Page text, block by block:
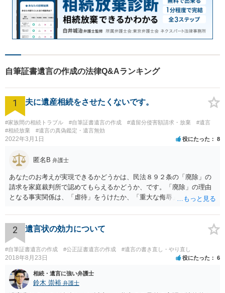
自筆証書遺言の作成の法律Q&Aランキング
1 夫に遺産相続をさせたくないです。
#家族間の相続トラブル #自筆証書遺言の作成 #遺留分侵害額請求・放棄
#遺言
#相続放棄
#遺言の真偽鑑定・遺言無効
2022年3月1日 役にたった 8
匿名B 弁護士
あなたのお考えが実現できるかどうかは、民法８９２条の「廃除」の
請求を家庭裁判所で認めてもらえるかどうか、です。「廃除」の理由
となる事実関係は、「虐待」をうけたか、「重大な侮辱」を受けた
「廃除」は遺言でも可能です（民法８９３条）。 弁護士に具体的な事
情を話して相談して、「廃除」が可能か、実際に法律相談を受けるこ
とをお勧めします。
2 遺言状の効力について
#自筆証書遺言の作成 #公正証書遺言の作成 #遺言の書き直し・やり直し
2018年8月23日 役にたった 6
相続・遺言に強い弁護士
鈴木 崇裕 弁護士